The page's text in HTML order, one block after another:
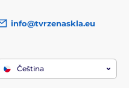
info@tvrzenaskla.eu
Čeština